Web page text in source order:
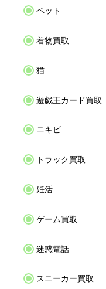
ペット
着物買取
猫
遊戯王カード買取
ニキビ
トラック買取
妊活
ゲーム買取
迷惑電話
スニーカー買取